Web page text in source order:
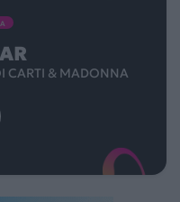
CARTI & MADONNA